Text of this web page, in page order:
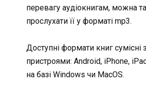
перевагу аудіокнигам, можна
прослухати її у форматі mp3.
Доступні формати книг сумісні
пристроями: Android, iPhone,
на базі Windows чи MacOS.